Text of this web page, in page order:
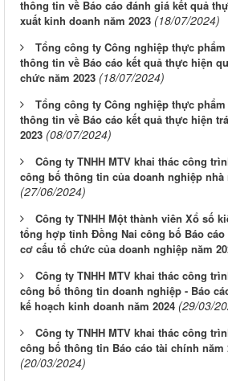
thông tin về Báo cáo đánh giá kết quả
xuất kinh doanh năm 2023 (18/07/2024)
Tổng công ty Công nghiệp thực
thông tin về Báo cáo kết quả thực hiện
chức năm 2023 (18/07/2024)
Tổng công ty Công nghiệp thực
thông tin về Báo cáo kết quả thực hiện
2023 (08/07/2024)
Công ty TNHH MTV khai thác công
công bố thông tin của doanh nghiệp nhà
(27/06/2024)
Công ty TNHH Một thành viên Xổ số
tổng hợp tỉnh Đồng Nai công bố Báo
cơ cấu tổ chức của doanh nghiệp năm
Công ty TNHH MTV khai thác công
công bố thông tin doanh nghiệp - Báo
kế hoạch kinh doanh năm 2024 (29/03/
Công ty TNHH MTV khai thác công
công bố thông tin Báo cáo tài chính năm
(20/03/2024)